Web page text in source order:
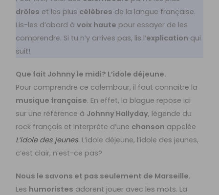
drôles et les plus célèbres de la langue française.
Lis-les d’abord àvoix haute pour essayer de les
comprendre. Si tu n’y arrives pas, lis l’explication qui
suit!
Que fait Johnny le midi? L’idole déjeune.
Pour comprendre ce calembour, il faut connaitre la
musique française. En effet, la blague repose ici
sur une référence à Johnny Hallyday, légende du
rock français et interprète d’une chanson appelée
L’idole des jeunes. L’idole déjeune, l’idole des jeunes,
c’est clair, n’est-ce pas?
Nous le savons et pas seulement de Marseille.
Les humoristes adorent jouer avec les mots. La